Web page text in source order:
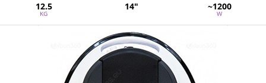
12.5
KG
14" ~1200
W